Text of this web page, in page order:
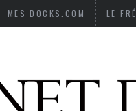
MES DOCKS.COM LE